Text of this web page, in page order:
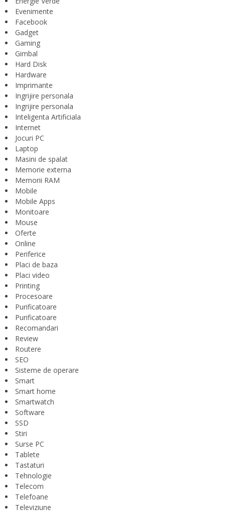
Evenimente
Facebook
Gadget
Gaming
Gimbal
Hard Disk
Hardware
Imprimante
Ingrijire personala
Ingrijire personala
Inteligenta Artificiala
Internet
Jocuri PC
Laptop
Masini de spalat
Memorie externa
Memorii RAM
Mobile
Mobile Apps
Monitoare
Mouse
Oferte
Online
Periferice
Placi de baza
Placi video
Printing
Procesoare
Purificatoare
Purificatoare
Recomandari
Review
Routere
SEO
Sisteme de operare
Smart
Smart home
Smartwatch
Software
SSD
Stiri
Surse PC
Tablete
Tastaturi
Tehnologie
Telecom
Telefoane
Televiziune